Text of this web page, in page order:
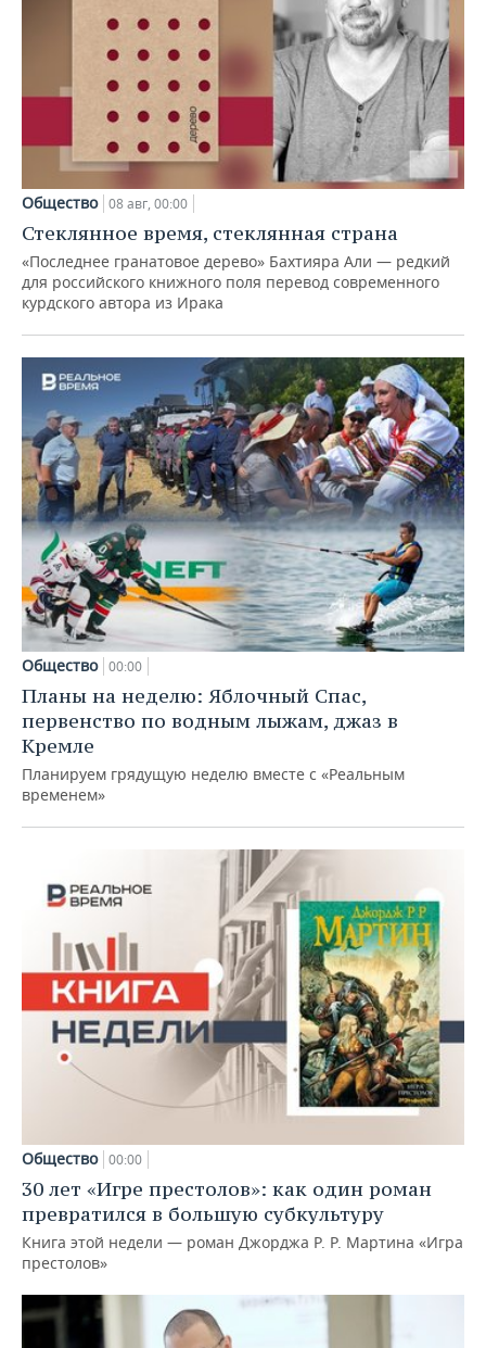
Общество 08 авг, 00:00
Стеклянное время, стеклянная страна
«Последнее гранатовое дерево» Бахтияра Али — редкий
для российского книжного поля перевод современного
курдского автора из Ирака
Общество 00:00
Планы на неделю: Яблочный Спас,
первенство по водным лыжам, джаз в
Кремле
Планируем грядущую неделю вместе с «Реальным
временем»
Общество 00:00
30 лет «Игре престолов»: как один роман
превратился в большую субкультуру
Книга этой недели — роман Джорджа Р. Р. Мартина «Игра
престолов»